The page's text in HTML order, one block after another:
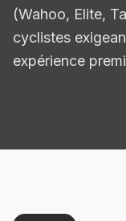
(Wahoo, Elite,
cyclistes
expérience